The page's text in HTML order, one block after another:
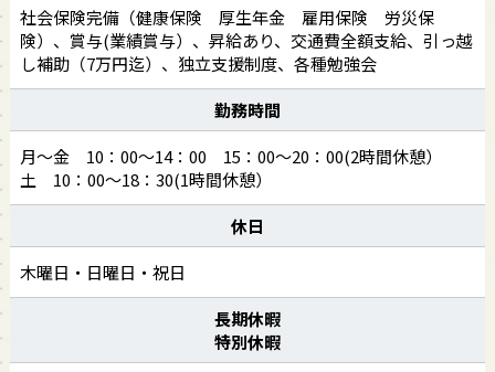
社会保険完備（健康保険 厚生年金 雇用保険 労災保
険）、賞与(業績賞与）、昇給あり、交通費全額支給、引っ越
し補助（7万円迄）、独立支援制度、各種勉強会
勤務時間
月～金 10：00～14：00 15：00～20：00(2時間休憩）
土 10：00～18：30(1時間休憩）
休日
木曜日・日曜日・祝日
長期休暇
特別休暇